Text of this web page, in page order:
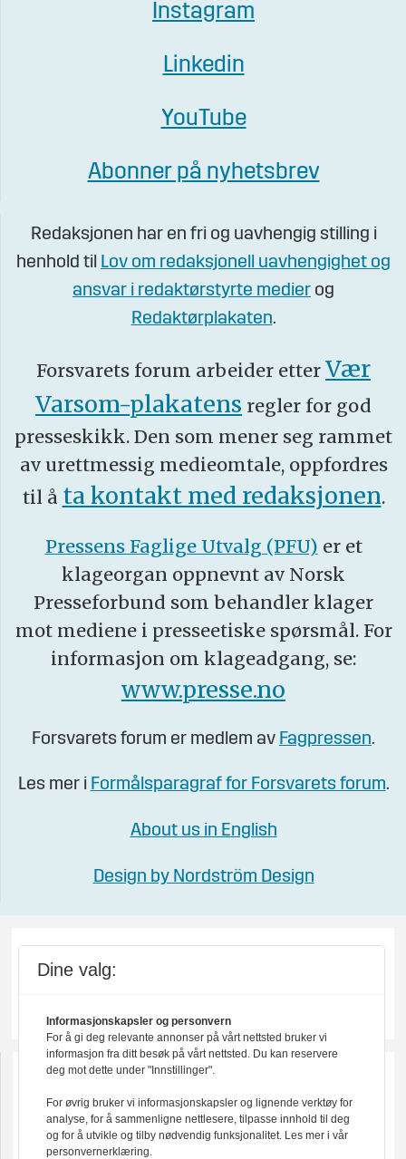
Instagram
Linkedin
YouTube
Abonner på nyhetsbrev
Redaksjonen har en fri og uavhengig stilling i
henhold til Lov om redaksjonell uavhengighet og
ansvar i redaktørstyrte medier og
Redaktørplakaten.
Forsvarets forum arbeider etter Vær
Varsom-plakatens regler for god
presseskikk. Den som mener seg rammet
av urettmessig medieomtale, oppfordres
til å ta kontakt med redaksjonen.
Pressens Faglige Utvalg (PFU) er et
klageorgan oppnevnt av Norsk
Presseforbund som behandler klager
mot mediene i presseetiske spørsmål. For
informasjon om klageadgang, se:
www.presse.no
Forsvarets forum er medlem av Fagpressen.
Les mer i Formålsparagraf for Forsvarets forum.
About us in English
Design by Nordström Design
Dine valg:
Informasjonskapsler og personvern
For å gi deg relevante annonser på vårt nettsted bruker vi
informasjon fra ditt besøk på vårt nettsted. Du kan reservere
deg mot dette under "Innstillinger".
For øvrig bruker vi informasjonskapsler og lignende verktøy for
analyse, for å sammenligne nettlesere, tilpasse innhold til deg
og for å utvikle og tilby nødvendig funksjonalitet. Les mer i vår
personvernerklæring.